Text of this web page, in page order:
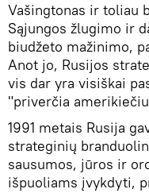
Vašingtonas ir toliau
Sąjungos žlugimo ir
biudžeto mažinimo,
Anot jo, Rusijos
vis dar yra visiškai
"priverčia
1991 metais Rusija
strateginių
sausumos, jūros ir
išpuoliams įvykdyti,